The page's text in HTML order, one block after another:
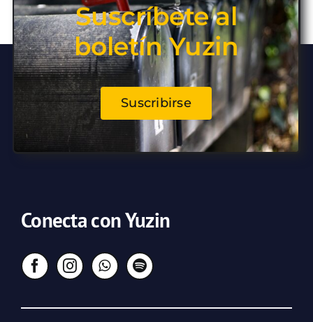
Suscríbete al
boletín Yuzin
Suscribirse
Conecta con Yuzin